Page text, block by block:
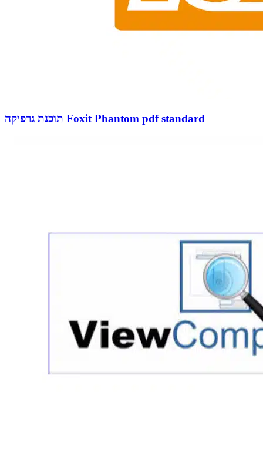
תוכנת גרפיקה Foxit Phantom pdf standard